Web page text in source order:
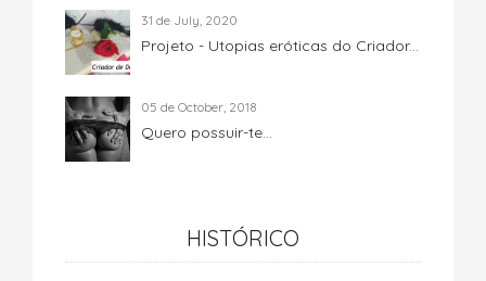
31 de July, 2020
Projeto - Utopias eróticas do Criador...
05 de October, 2018
Quero possuir-te...
HISTÓRICO